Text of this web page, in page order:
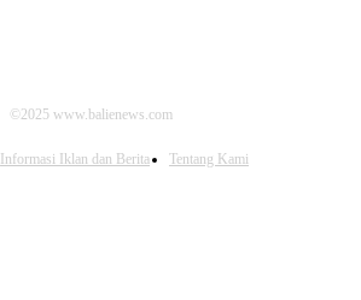
©2025 www.balienews.com
Informasi Iklan dan Berita Tentang Kami